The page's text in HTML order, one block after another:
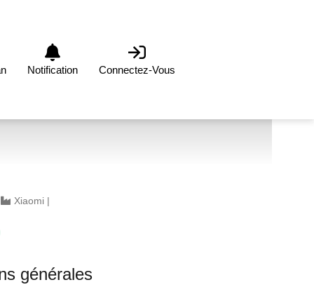
Notification Connectez-Vous
Xiaomi |
générales